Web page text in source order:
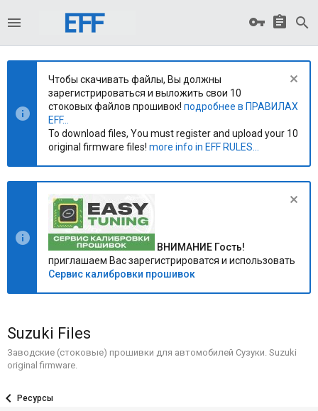
Чтобы скачивать файлы, Вы должны
зарегистрироваться и выложить свои 10
стоковых файлов прошивок! подробнее в ПРАВИЛАХ
EFF...
To download files, You must register and upload your 10
original firmware files! more info in EFF RULES...
ВНИМАНИЕ Гость!
приглашаем Вас зарегистрироватся и использовать
Сервис калибровки прошивок
Suzuki Files
Заводские (стоковые) прошивки для автомобилей Сузуки. Suzuki
original firmware.
Ресурсы